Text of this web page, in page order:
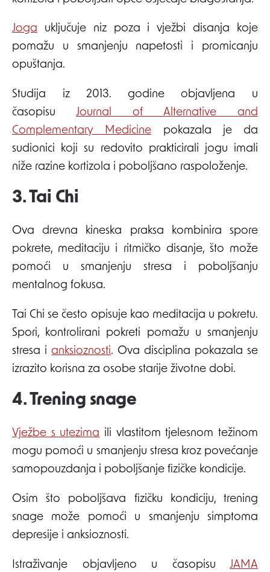
Joga uključuje niz poza i vježbi disanja koje
pomažu u smanjenju napetosti i promicanju
opuštanja.
Studija iz 2013. godine objavljena u
časopisu Journal of Alternative and
Complementary Medicine pokazala je da
sudionici koji su redovito prakticirali jogu imali
niže razine kortizola i poboljšano raspoloženje.
3. Tai Chi
Ova drevna kineska praksa kombinira spore
pokrete, meditaciju i ritmičko disanje, što može
pomoći u smanjenju stresa i poboljšanju
mentalnog fokusa.
Tai Chi se često opisuje kao meditacija u pokretu.
Spori, kontrolirani pokreti pomažu u smanjenju
stresa ianksioznosti. Ova disciplina pokazala se
izrazito korisna za osobe starije životne dobi.
4. Trening snage
Vježbe s utezima ili vlastitom tjelesnom težinom
mogu pomoći u smanjenju stresa kroz povećanje
samopouzdanja i poboljšanje fizičke kondicije.
Osim što poboljšava fizičku kondiciju, trening
snage može pomoći u smanjenju simptoma
depresije i anksioznosti.
Istraživanje objavljeno u časopisu JAMA